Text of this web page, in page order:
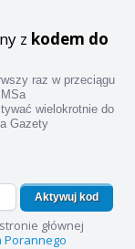
z kodem do
raz w przeciągu
wielokrotnie do
Gazety
Aktywuj kod
głównej
Porannego